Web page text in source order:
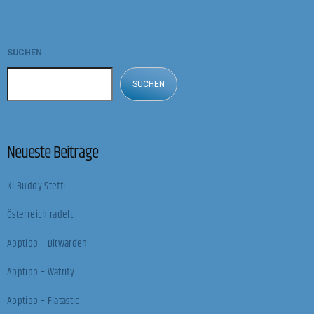
SUCHEN
SUCHEN
Neueste Beiträge
KI Buddy Steffi
Österreich radelt
Apptipp – Bitwarden
Apptipp – Watrify
Apptipp – Flatastic